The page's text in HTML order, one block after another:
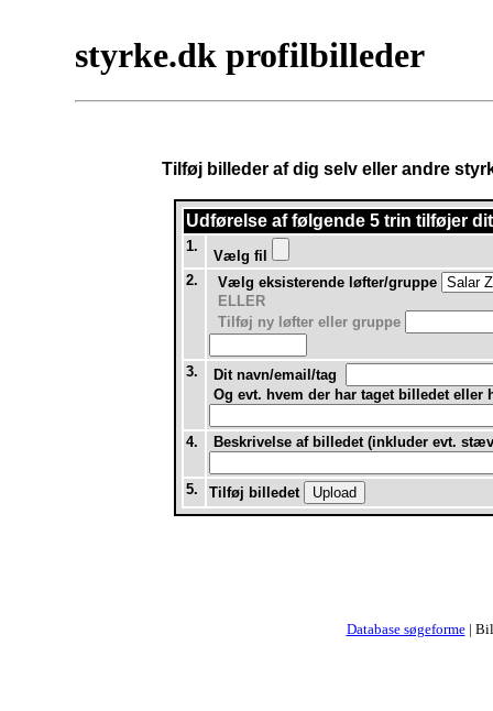
styrke.dk profilbilleder
Tilføj billeder af dig selv eller andre
Udførelse affølgende 5 trin tilføjer
1.
Vælg fil
2.
Vælg eksisterende løfter/gruppe
ELLER
Tilføj ny løfter eller gruppe
3.
Dit navn/email/tag
Og evt. hvem der har taget billedet eller
4. Beskrivelse af billedet (inkluder evt.
5. Tilføj billedet
Database søgeforme|